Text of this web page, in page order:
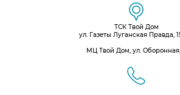
ТСК Твой Дом
ул. Газеты Луганская Правда,
МЦ Твой Дом, ул.